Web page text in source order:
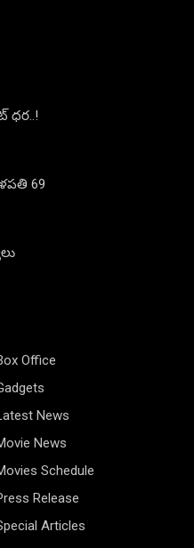
ధర..!
69
Office
News
News
Schedule
Release
Articles